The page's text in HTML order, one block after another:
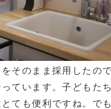
そのまま採用したの
ています。子どもた
ても便利ですね。で